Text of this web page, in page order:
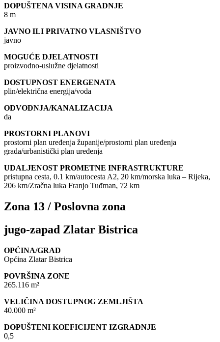
DOPUŠTENA VISINA GRADNJE
8 m
JAVNO ILI PRIVATNO VLASNIŠTVO
javno
MOGUĆE DJELATNOSTI
proizvodno-uslužne djelatnosti
DOSTUPNOST ENERGENATA
plin/električna energija/voda
ODVODNJA/KANALIZACIJA
da
PROSTORNI PLANOVI
prostorni plan uređenja županije/prostorni plan uređenja
grada/urbanistički plan uređenja
UDALJENOST PROMETNE INFRASTRUKTURE
pristupna cesta, 0.1 km/autocesta A2, 20 km/morska luka – Rijeka,
206 km/Zračna luka Franjo Tuđman, 72 km
Zona 13 / Poslovna zona
jugo-zapad Zlatar Bistrica
OPĆINA/GRAD
Općina Zlatar Bistrica
POVRŠINA ZONE
265.116 m²
VELIČINA DOSTUPNOG ZEMLJIŠTA
40.000 m²
DOPUŠTENI KOEFICIJENT IZGRADNJE
0,5